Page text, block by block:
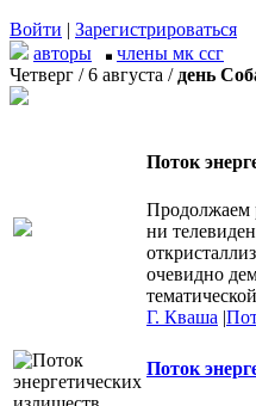
Войти | Зарегистрироваться
авторы
члены мк ссг
Четверг / 6 августа / день
Поток
Продолжаем
ни
очевидно
Г. Кваша |
Поток